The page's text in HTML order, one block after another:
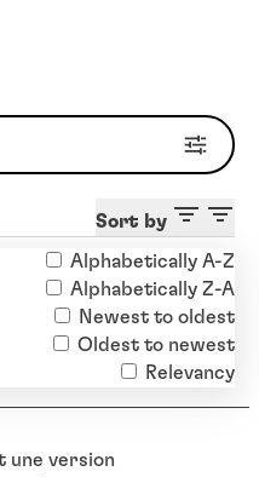
Sort by
Alphabetically A-Z
Alphabetically Z-A
Newest to oldest
Oldest to newest
Relevancy
Clear filters
une version